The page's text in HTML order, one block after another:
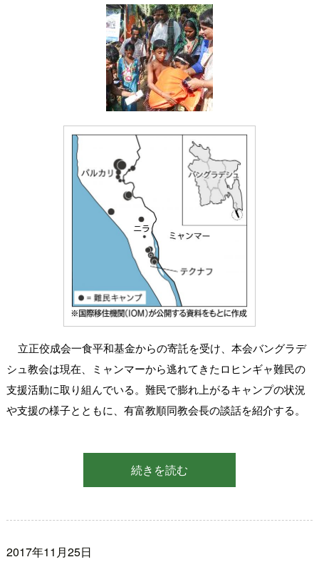
立正佼成会一食平和基金からの寄託を受け、本会バングラデ
シュ教会は現在、ミャンマーから逃れてきたロヒンギャ難民の
支援活動に取り組んでいる。難民で膨れ上がるキャンプの状況
や支援の様子とともに、有富教順同教会長の談話を紹介する。
続きを読む
2017年11月25日